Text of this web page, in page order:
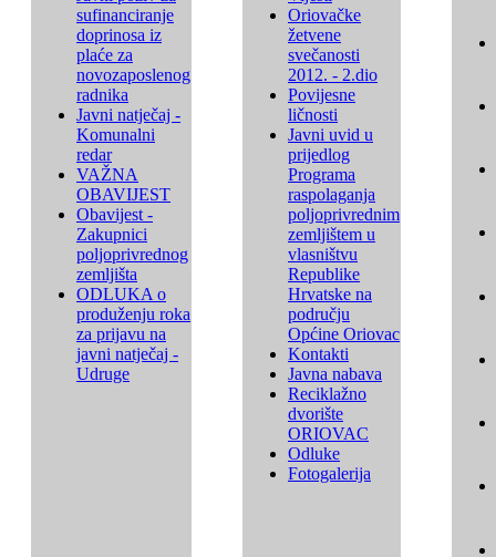
sufinanciranje
doprinosa iz
plaće za
novozaposlenog
radnika
Javni natječaj -
Komunalni
redar
VAŽNA
OBAVIJEST
Obavijest -
Zakupnici
poljoprivrednog
zemljišta
ODLUKA o
produženju roka
za prijavu na
javni natječaj -
Udruge
Oriovačke
žetvene
svečanosti
2012. - 2.dio
Povijesne
ličnosti
Javni uvid u
prijedlog
Programa
raspolaganja
poljoprivrednim
zemljištem u
vlasništvu
Republike
Hrvatske na
području
Općine Oriovac
Kontakti
Javna nabava
Reciklažno
dvorište
ORIOVAC
Odluke
Fotogalerija